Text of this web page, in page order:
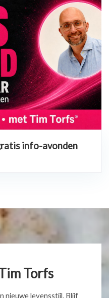
info-avonden
Torfs
nieuwe levensstijl. Blijf